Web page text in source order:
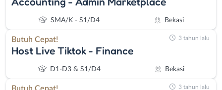
SMA/K - S1/D4 Bekasi
Butuh Cepat!
Host Live Tiktok - Finance
D1-D3 & S1/D4 Bekasi
3 tahun lalu
3 tahun lalu